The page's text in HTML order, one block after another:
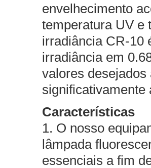
envelhecimento
temperatura UV e
irradiância CR-10
irradiância em
valores
significativamente
Características
1. O nosso
lâmpada
essenciais a fim